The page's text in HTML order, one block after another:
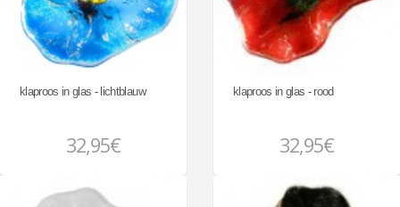
klaproos in glas - lichtblauw
32,95€
klaproos in glas - rood
32,95€